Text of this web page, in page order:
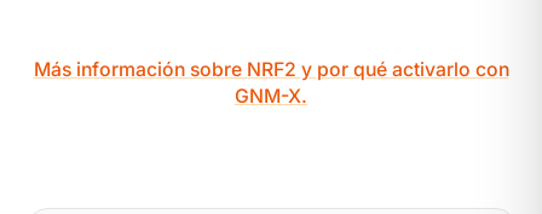
Más información sobre NRF2 y por qué activarlo con
GNM-X.